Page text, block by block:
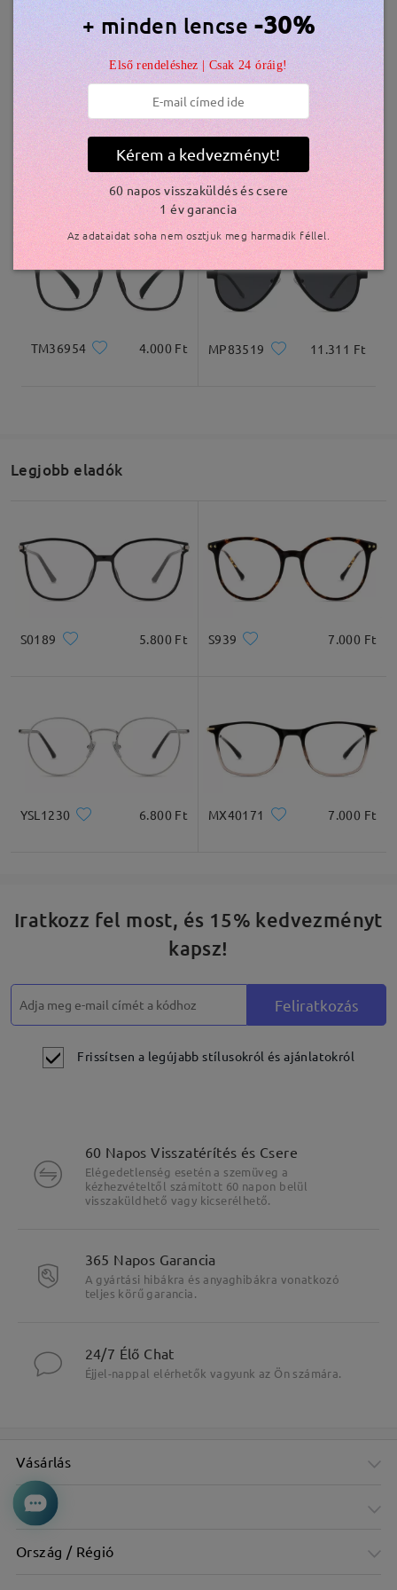
szállítási idő
5-7 munkanap részletek
Kiszállítva
Hasonló keretek
TM88543 6.800 Ft TM61931 8.000 Ft
TM36954 4.000 Ft MP83519 11.311 Ft
Legjobb eladók
S0189 5.800 Ft S939 7.000 Ft
YSL1230 6.800 Ft MX40171 7.000 Ft
Iratkozz fel most, és 15% kedvezményt
kapsz!
Feliratkozás
Frissítsen a legújabb stílusokról és ajánlatokról
60 Napos Visszatérítés és Csere
Elégedetlenség esetén a szemüveg a
kézhezvételtől számított 60 napon belül
visszaküldhető vagy kicserélhető.
365 Napos Garancia
A gyártási hibákra és anyaghibákra vonatkozó
teljes körű garancia.
24/7 Élő Chat
Éjjel-nappal elérhetők vagyunk az Ön számára.
Vásárlás
Cég
Ország / Régió
+ minden lencse -30%
Első rendeléshez | Csak 24 óráig!
Kérem a kedvezményt!
60 napos visszaküldés és csere
1 év garancia
Az adataidat soha nem osztjuk meg harmadik féllel.